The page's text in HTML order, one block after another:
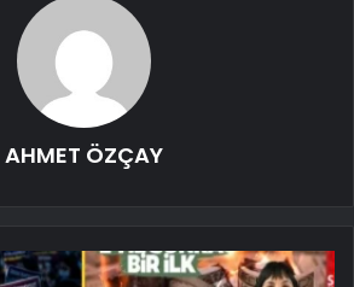
AHMET ÖZÇAY